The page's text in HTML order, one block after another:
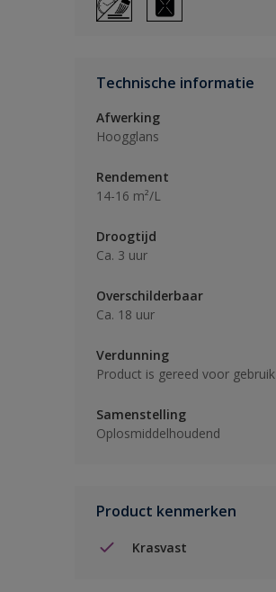
Technische informatie
Afwerking
Hoogglans
Rendement
14-16 m²/L
Droogtijd
Ca. 3 uur
Overschilderbaar
Ca. 18 uur
Verdunning
Product is gereed voor gebruik
Samenstelling
Oplosmiddelhoudend
Product kenmerken
Krasvast